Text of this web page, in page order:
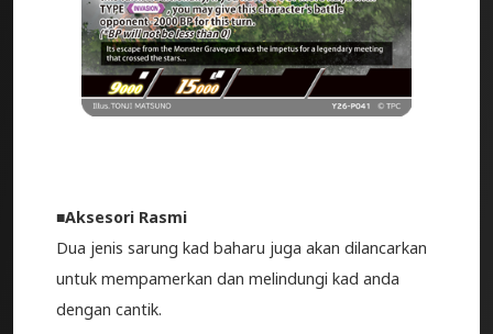
■Aksesori Rasmi
Dua jenis sarung kad baharu juga akan dilancarkan
untuk mempamerkan dan melindungi kad anda
dengan cantik.